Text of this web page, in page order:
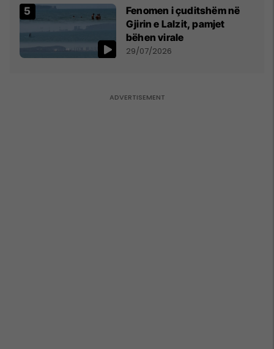
në Beograd
Fenomen i çuditshëm në
Gjirin e Lalzit, pamjet
bëhen virale
29/07/2026